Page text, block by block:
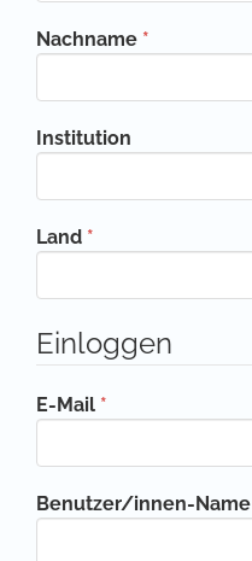
Nachname *
Institution
Land *
Einloggen
E-Mail *
Benutzer/innen-Name